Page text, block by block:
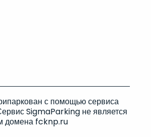
с помощью сервиса
SigmaParking не является
домена fcknp.ru